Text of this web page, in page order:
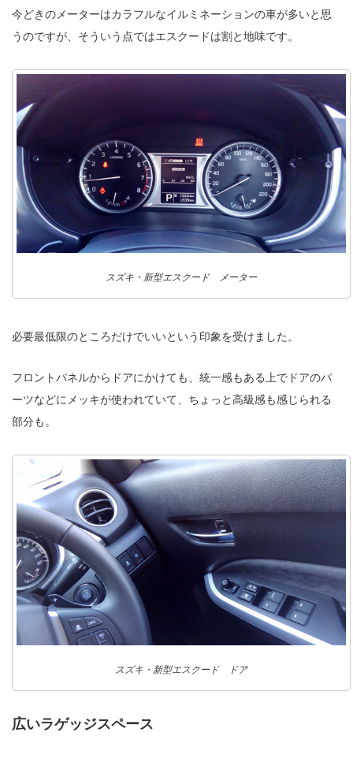
今どきのメーターはカラフルなイルミネーションの車が多いと思
うのですが、そういう点ではエスクードは割と地味です。
スズキ・新型エスクード メーター
必要最低限のところだけでいいという印象を受けました。
フロントパネルからドアにかけても、統一感もある上でドアのパ
ーツなどにメッキが使われていて、ちょっと高級感も感じられる
部分も。
スズキ・新型エスクード ドア
広いラゲッジスペース